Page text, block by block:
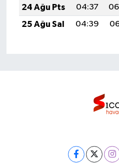
24 Ağu Pts
04:37
25 Ağu Sal
04:39